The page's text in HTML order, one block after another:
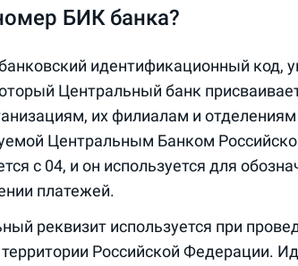
БИК банка?
идентификационный код,
Центральный банк
их филиалам и
Центральным Банком
с 04, и он используется для
платежей.
реквизит используется при
Российской Федерации.